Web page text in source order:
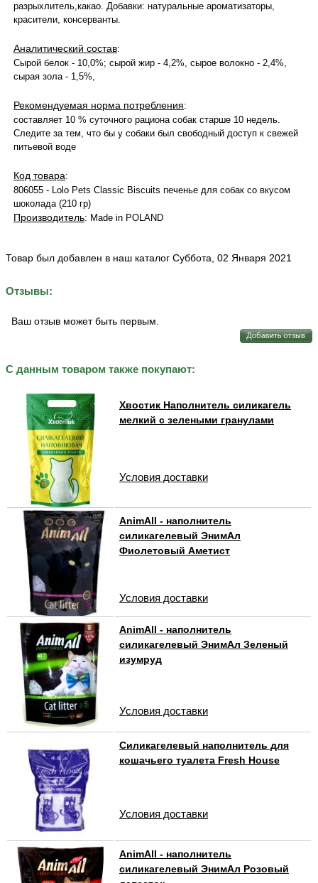
разрыхлитель,какао. Добавки: натуральные ароматизаторы,
красители, консерванты.
Аналитический состав:
Сырой белок - 10,0%; сырой жир - 4,2%, сырое волокно - 2,4%,
сырая зола - 1,5%,
Рекомендуемая норма потребления:
составляет 10 % суточного рациона собак старше 10 недель.
Следите за тем, что бы у собаки был свободный доступ к свежей
питьевой воде
Код товара:
806055 - Lolo Pets Classic Biscuits печенье для собак со вкусом
шоколада (210 гр)
Производитель: Made in POLAND
Товар был добавлен в наш каталог Суббота, 02 Января 2021
Отзывы:
Ваш отзыв может быть первым.
С данным товаром также покупают:
Хвостик Наполнитель силикагель
мелкий с зелеными гранулами
Условия доставки
AnimAll - наполнитель
силикагелевый ЭнимАл
Фиолетовый Аметист
Условия доставки
AnimAll - наполнитель
силикагелевый ЭнимАл Зеленый
изумруд
Условия доставки
Силикагелевый наполнитель для
кошачьего туалета Fresh House
Условия доставки
AnimAll - наполнитель
силикагелевый ЭнимАл Розовый